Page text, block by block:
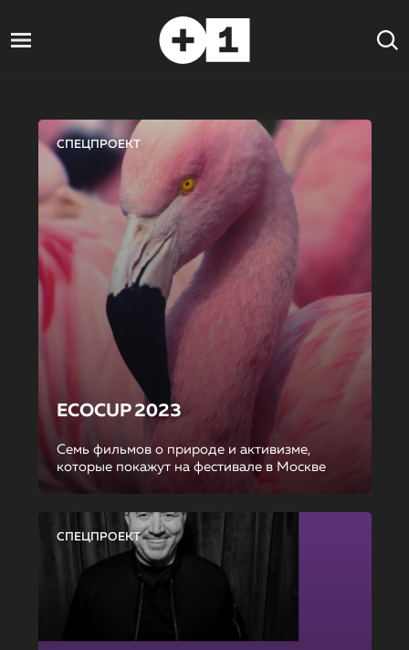
СПЕЦПРОЕКТ
ECOCUP 2023
Семь фильмов о природе и активизме,
которые покажут на фестивале в Москве
СПЕЦПРОЕКТ